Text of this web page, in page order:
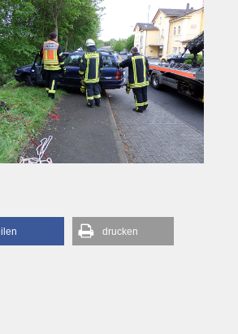
drucken